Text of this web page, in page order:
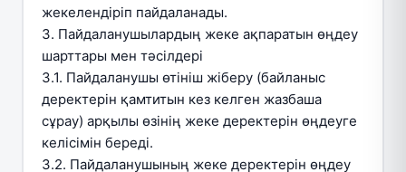
жекелендіріп пайдаланады.
3. Пайдаланушылардың жеке ақпаратын өңдеу
шарттары мен тәсілдері
3.1. Пайдаланушы өтініш жіберу (байланыс
деректерін қамтитын кез келген жазбаша
сұрау) арқылы өзінің жеке деректерін өңдеуге
келісімін береді.
3.2. Пайдаланушының жеке деректерін өңдеу